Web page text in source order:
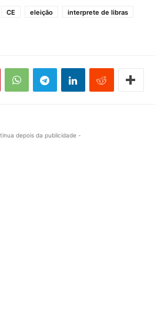
CE eleição
interprete de libras
depois da publicidade -